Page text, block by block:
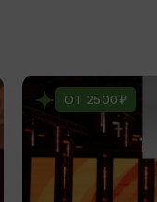
ОТ 2500₽